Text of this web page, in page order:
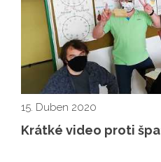
15. Duben 2020
Krátké video proti